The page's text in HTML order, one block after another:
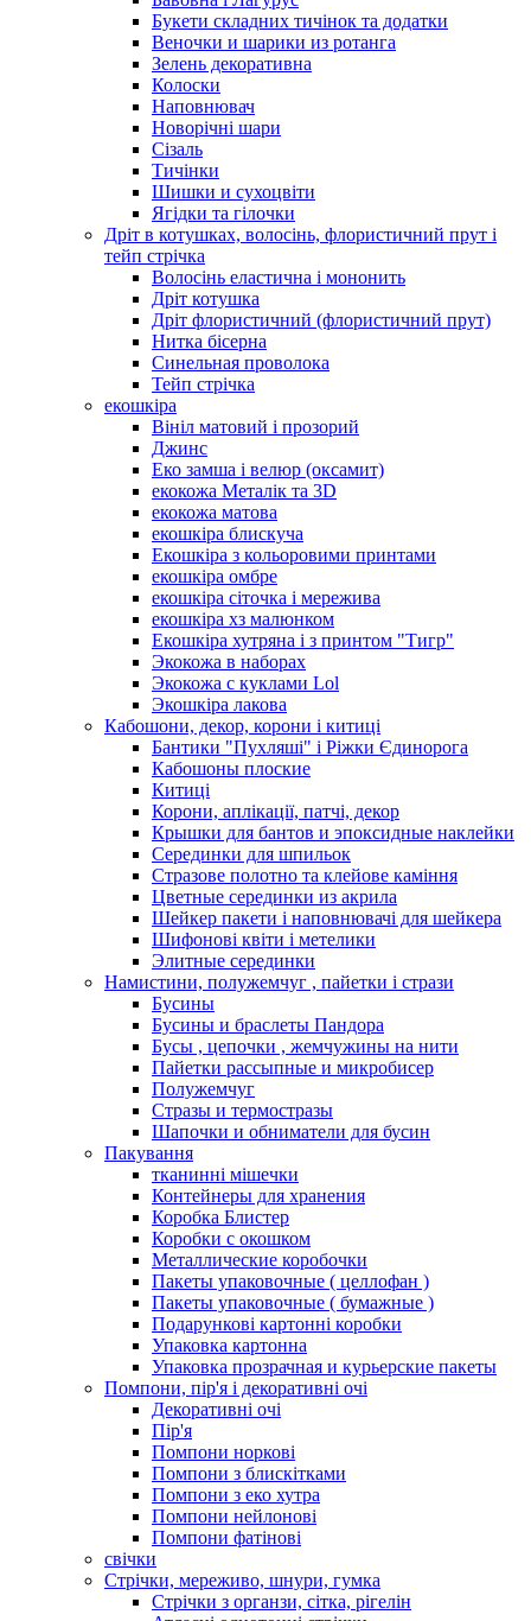
Букети складних тичінок та додатки
Веночки и шарики из ротанга
Зелень декоративна
Колоски
Наповнювач
Новорічні шари
Сізаль
Тичінки
Шишки и сухоцвіти
Ягідки та гілочки
Дріт в котушках, волосінь, флористичний прут і
тейп стрічка
Волосінь еластична і мононить
Дріт котушка
Дріт флористичний (флористичний прут)
Нитка бісерна
Синельная проволока
Тейп стрічка
екошкіра
Вініл матовий і прозорий
Джинс
Еко замша і велюр (оксамит)
екокожа Металік та 3D
екокожа матова
екошкіра блискуча
Екошкіра з кольоровими принтами
екошкіра омбре
екошкіра сіточка і мережива
екошкіра хз малюнком
Екошкіра хутряна і з принтом "Тигр"
Экокожа в наборах
Экокожа с куклами Lol
Экошкiра лакова
Кабошони, декор, корони і китиці
Бантики "Пухляші" і Ріжки Єдинорога
Кабошоны плоские
Китиці
Корони, аплікації, патчі, декор
Крышки для бантов и эпоксидные наклейки
Серединки для шпильок
Стразове полотно та клейове каміння
Цветные серединки из акрила
Шейкер пакети і наповнювачі для шейкера
Шифонові квіти і метелики
Элитные серединки
Намистини, полужемчуг , пайетки і стрази
Бусины
Бусины и браслеты Пандора
Бусы , цепочки , жемчужины на нити
Пайетки рассыпные и микробисер
Полужемчуг
Стразы и термостразы
Шапочки и обниматели для бусин
Пакування
тканинні мішечки
Контейнеры для хранения
Коробка Блистер
Коробки с окошком
Металлические коробочки
Пакеты упаковочные ( целлофан )
Пакеты упаковочные ( бумажные )
Подарункові картонні коробки
Упаковка картонна
Упаковка прозрачная и курьерские пакеты
Помпони, пір'я і декоративні очі
Декоративні очі
Пір'я
Помпони норкові
Помпони з блискітками
Помпони з еко хутра
Помпони нейлонові
Помпони фатінові
свічки
Стрічки, мереживо, шнури, гумка
Стрічки з органзи, сітка, рігелін